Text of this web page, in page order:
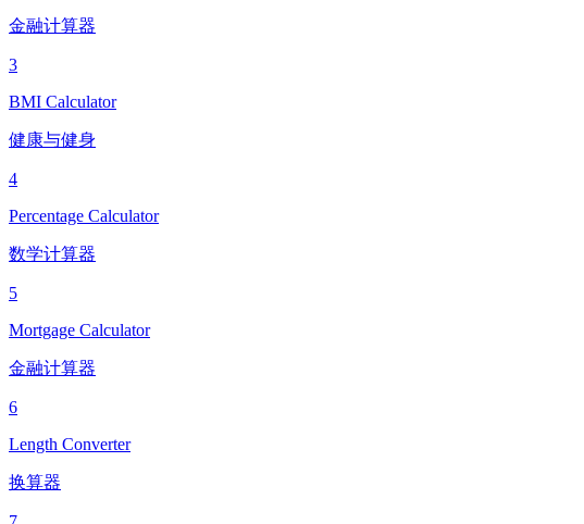
金融计算器
3
BMI Calculator
健康与健身
4
Percentage Calculator
数学计算器
5
Mortgage Calculator
金融计算器
6
Length Converter
换算器